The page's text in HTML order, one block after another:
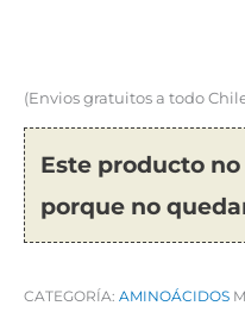
(Envios gratuitos a todo
Este producto
porque no
CATEGORÍA: AMINOÁCIDOS